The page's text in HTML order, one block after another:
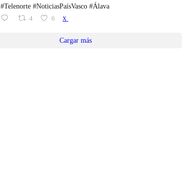
#Telenorte #NoticiasPaísVasco #Álava
4 6 X
Cargar más